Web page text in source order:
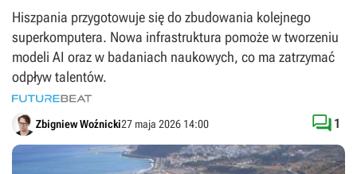
Hiszpania przygotowuje się do zbudowania kolejnego
superkomputera. Nowa infrastruktura pomoże w tworzeniu
modeli AI oraz w badaniach naukowych, co ma zatrzymać
odpływ talentów.
Zbigniew Woźnicki27 maja 2026 14:00  1